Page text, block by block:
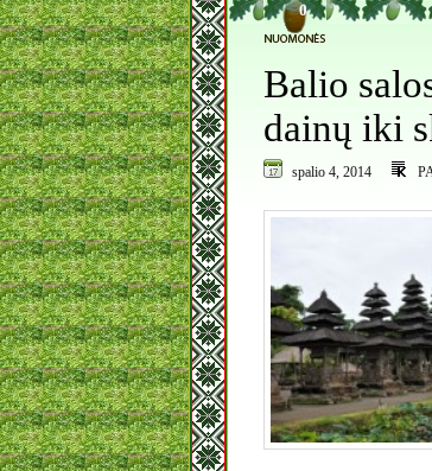
0
Balio
dainų iki
spalio 4, 2014